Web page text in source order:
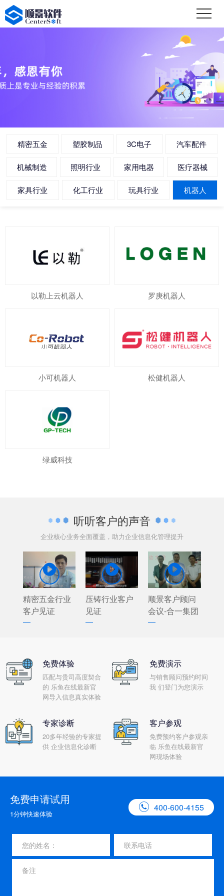
精密五金 塑胶制品 3C电子 汽车配件
机械制造 照明行业 家用电器 医疗器械
家具行业 化工行业 玩具行业 机器人
以勒上云机器人 罗庚机器人
小可机器人 松健机器人
绿威科技
听听客户的声音
企业核心业务全面覆盖，助力企业信息化管理提升

精密五金行业
客户见证

压铸行业客户
见证

顺景客户顾问
会议-合一集团
免费体验
匹配与贵司高度契合
的 乐鱼在线最新官
网导入信息真实体验
免费演示
与销售顾问预约时间
我 们登门为您演示
专家诊断
20多年经验的专家提
供 企业信息化诊断
客户参观
免费预约客户参观亲
临 乐鱼在线最新官
网现场体验
免费申请试用
1分钟快速体验
 400-600-4155